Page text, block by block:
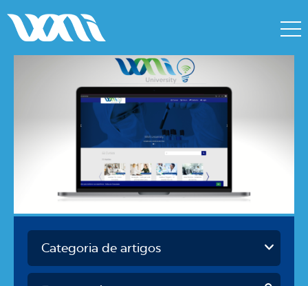
Categoria de artigos